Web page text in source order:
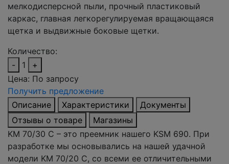
мелкодисперсной пыли, прочный пластиковый
каркас, главная легкорегулируемая вращающаяся
щетка и выдвижные боковые щетки.
Количество:
-
1
+
Цена: По запросу
Получить предложение
Описание
Характеристики
Документы
Отзывы о товаре
Магазины
KM 70/30 C – это преемник нашего KSM 690. При
разработке мы основывались на нашей удачной
модели KM 70/20 C, со всеми ее отличительными